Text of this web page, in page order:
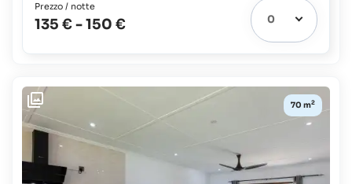
Letto
extra
1
a
2
gratuito
Prezzo / notte
135 €-150 €
70 m2